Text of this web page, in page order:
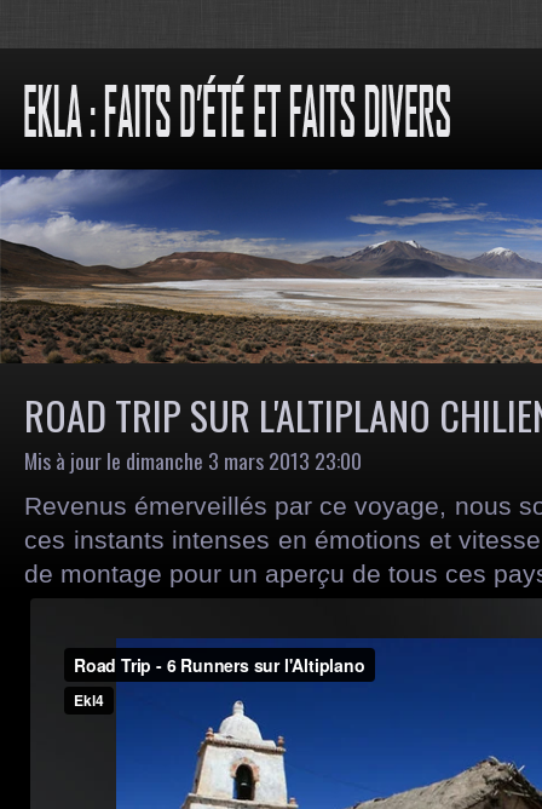
ROAD TRIP SUR L'ALTIPLANO
Mis à jour le dimanche 3 mars 2013 23:00
Revenus émerveillés par ce voyage, nous
ces instants intenses en émotions et
de montage pour un aperçu de tous ces